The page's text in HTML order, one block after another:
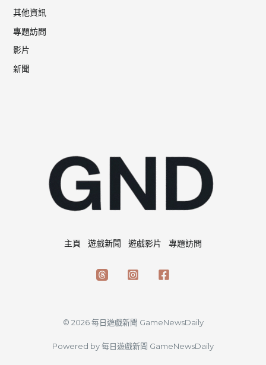
其他資訊
專題訪問
影片
新聞
主頁 遊戲新聞 遊戲影片 專題訪問
© 2026 每日遊戲新聞 GameNewsDaily
Powered by 每日遊戲新聞 GameNewsDaily